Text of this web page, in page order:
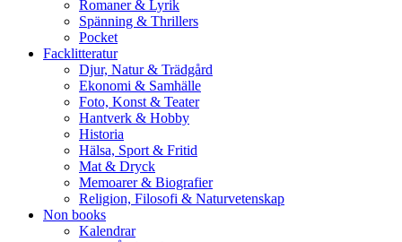
Romaner & Lyrik
Spänning & Thrillers
Pocket
Facklitteratur
Djur, Natur & Trädgård
Ekonomi & Samhälle
Foto, Konst & Teater
Hantverk & Hobby
Historia
Hälsa, Sport & Fritid
Mat & Dryck
Memoarer & Biografier
Religion, Filosofi & Naturvetenskap
Non books
Kalendrar